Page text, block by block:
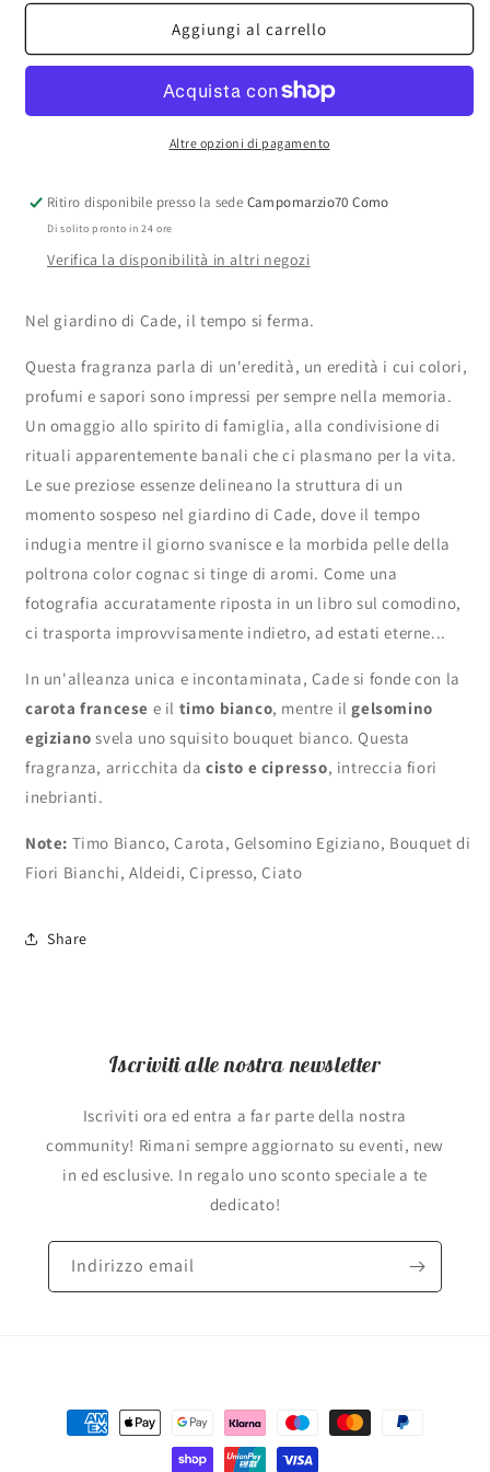
per
Orpin
EDP
per
Brume
Orpin
Cade
EDP
Aggiungi al carrello
Altre opzioni di pagamento
Ritiro disponibile presso la sede Campomarzio70 Como
Di solito pronto in 24 ore
Verifica la disponibilità in altri negozi
Nel giardino di Cade, il tempo si ferma.
Questa fragranza parla di un'eredità, un eredità i cui colori,
profumi e sapori sono impressi per sempre nella memoria.
Un omaggio allo spirito di famiglia, alla condivisione di
rituali apparentemente banali che ci plasmano per la vita.
Le sue preziose essenze delineano la struttura di un
momento sospeso nel giardino di Cade, dove il tempo
indugia mentre il giorno svanisce e la morbida pelle della
poltrona color cognac si tinge di aromi. Come una
fotografia accuratamente riposta in un libro sul comodino,
ci trasporta improvvisamente indietro, ad estati eterne...
In un'alleanza unica e incontaminata, Cade si fonde con la
carota francese e il timo bianco, mentre ilgelsomino
egiziano svela uno squisito bouquet bianco. Questa
fragranza, arricchita dacisto e cipresso, intreccia fiori
inebrianti.
Note: Timo Bianco, Carota, Gelsomino Egiziano, Bouquet di
Fiori Bianchi, Aldeidi, Cipresso, Ciato
Share
Iscriviti alle nostra newsletter
Iscriviti ora ed entra a far parte della nostra
community! Rimani sempre aggiornato su eventi, new
in ed esclusive. In regalo uno sconto speciale a te
dedicato!
Indirizzo email
Metodi